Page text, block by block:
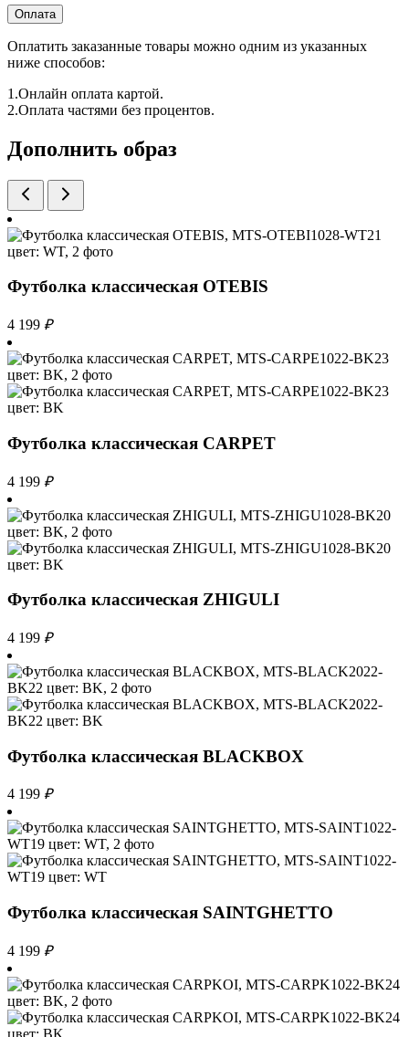
Оплата
Оплатить заказанные товары можно одним из указанных
ниже способов:
1.Онлайн оплата картой.
2.Оплата частями без процентов.
Дополнить образ
Футболка классическая OTEBIS
4 199 ₽
Футболка классическая CARPET
4 199 ₽
Футболка классическая ZHIGULI
4 199 ₽
Футболка классическая BLACKBOX
4 199 ₽
Футболка классическая SAINTGHETTO
4 199 ₽